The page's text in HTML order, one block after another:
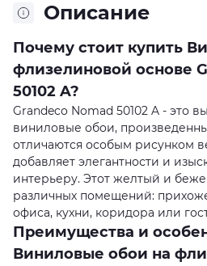
Описание
Почему стоит купить
флизелиновой основе
50102 A?
Grandeco Nomad 50102 A - это
виниловые обои,
отличаются особым рисунком
добавляет элегантности и
интерьеру. Этот желтый и
различных помещений:
офиса, кухни, коридора или
Преимущества и
Виниловые обои на